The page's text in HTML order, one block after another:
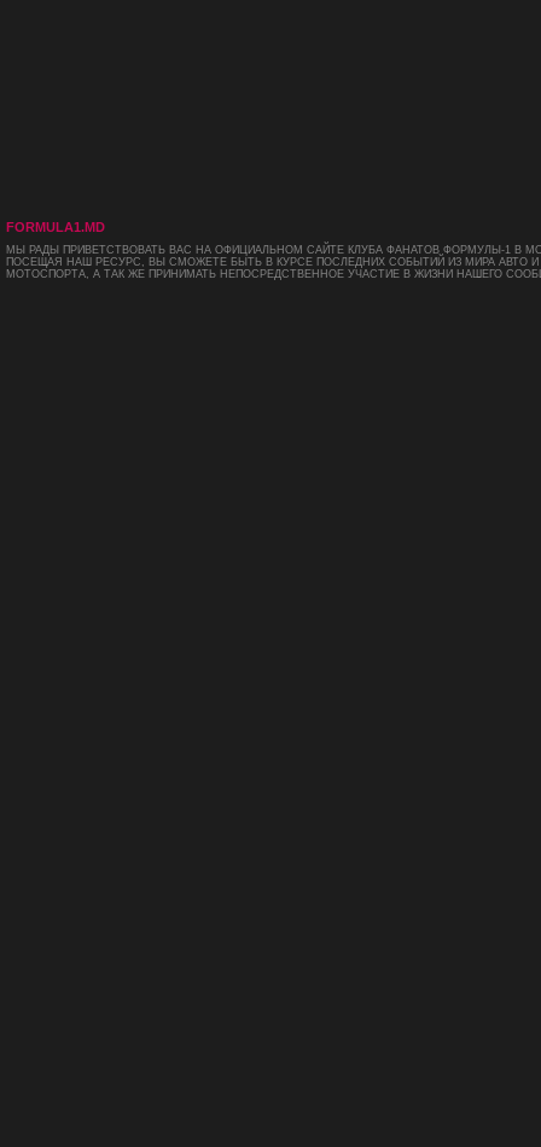
FORMULA1.MD
МЫ РАДЫ ПРИВЕТСТВОВАТЬ ВАС НА ОФИЦИАЛЬНОМ САЙТЕ КЛУБА ФАНАТОВ ФОРМУЛЫ-1 В
ПОСЕЩАЯ НАШ РЕСУРС, ВЫ СМОЖЕТЕ БЫТЬ В КУРСЕ ПОСЛЕДНИХ СОБЫТИЙ ИЗ МИРА АВТО И
МОТОСПОРТА, А ТАК ЖЕ ПРИНИМАТЬ НЕПОСРЕДСТВЕННОЕ УЧАСТИЕ В ЖИЗНИ НАШЕГО